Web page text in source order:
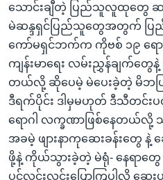
သောင်းချီတဲ့ ပြည်သူလူထုတွေ ဆ
မဲဆန္ဒရှင်ပြည်သူတွေအတွက် ပြ
ကော်မရှင်ဘက်က ကိုဗစ် ၁၉ ရေ
ကျန်းမာရေး လမ်းညွှန်ချက်တွ
တယ်လို့ ဆိုပေမဲ့ မဲပေးခဲ့တဲ့ မိ
ဒီရက်ပိုင်း ဒါမှမဟုတ် ဒီသီတင်း
ရောဂါ လက္ခဏာဖြစ်နေတယ်
အခမဲ့ ဖျားနာကုဆေးခန်းတွေ နဲ့
ဖို့နဲ့ ကိုယ်သွားခဲ့တဲ့ မဲရုံ- နေရာ
ပွင့်လင်းလင်းပြောကြပါလို့ ဆ